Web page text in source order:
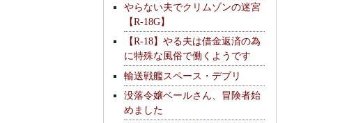
やらない夫でクリムゾンの迷宮
【R-18G】
【R-18】やる夫は借金返済の為
に特殊な風俗で働くようです
輸送戦艦スペース・デブリ
没落令嬢ベールさん、冒険者始
めました